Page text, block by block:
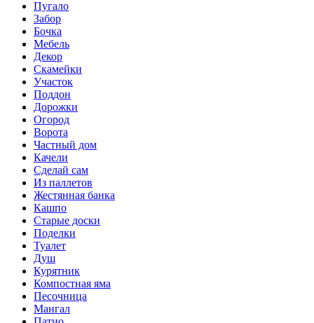
Пугало
Забор
Бочка
Мебель
Декор
Скамейки
Участок
Поддон
Дорожки
Огород
Ворота
Частный дом
Качели
Сделай сам
Из паллетов
Жестянная банка
Кашпо
Старые доски
Поделки
Туалет
Душ
Курятник
Компостная яма
Песочница
Мангал